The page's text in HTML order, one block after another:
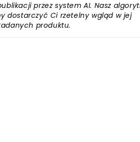
przez system AI. Nasz
dostarczyć Ci rzetelny wgląd w jej
produktu.